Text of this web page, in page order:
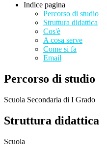
Indice pagina
Percorso di studio
Struttura didattica
Cos'è
A cosa serve
Come si fa
Email
Percorso di studio
Scuola Secondaria di I Grado
Struttura didattica
Scuola